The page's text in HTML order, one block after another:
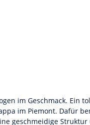
im Geschmack. Ein
im Piemont. Dafür
geschmeidige